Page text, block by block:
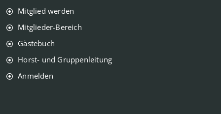
Mitglied werden
Mitglieder-Bereich
Gästebuch
Horst- und Gruppenleitung
Anmelden